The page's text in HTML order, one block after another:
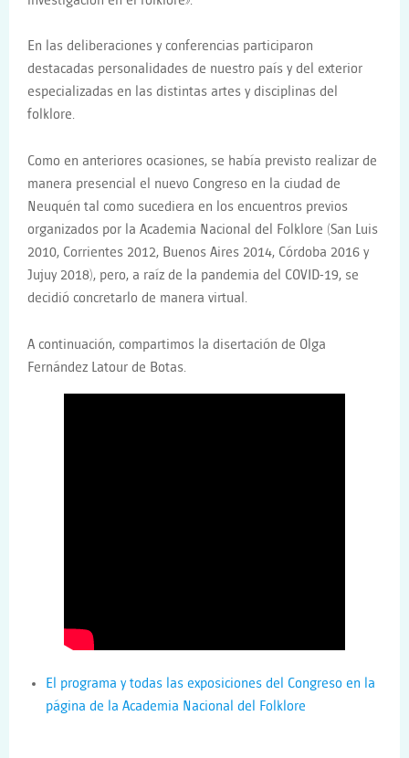
En las deliberaciones y conferencias participaron
destacadas personalidades de nuestro país y del exterior
especializadas en las distintas artes y disciplinas del
folklore.
Como en anteriores ocasiones, se había previsto realizar de
manera presencial el nuevo Congreso en la ciudad de
Neuquén tal como sucediera en los encuentros previos
organizados por la Academia Nacional del Folklore (San Luis
2010, Corrientes 2012, Buenos Aires 2014, Córdoba 2016 y
Jujuy 2018), pero, a raíz de la pandemia del COVID-19, se
decidió concretarlo de manera virtual.
A continuación, compartimos la disertación de Olga
Fernández Latour de Botas.
El programa y todas las exposiciones del Congreso en la
página de la Academia Nacional del Folklore